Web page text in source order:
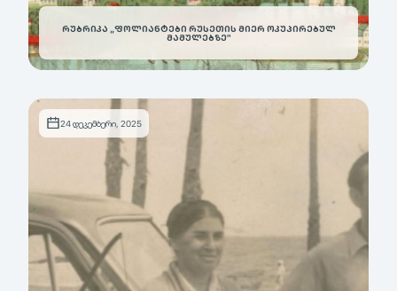
ᲠᲣᲑᲠᲘᲙᲐ „ᲤᲝᲚᲘᲐᲜᲢᲔᲑᲘ ᲠᲣᲡᲔᲗᲘᲡ ᲛᲘᲔᲠ ᲝᲙᲣᲞᲘᲠᲔᲑᲣᲚ
ᲛᲐᲛᲣᲚᲔᲑᲖᲔ"
24 დეკემბერი, 2025